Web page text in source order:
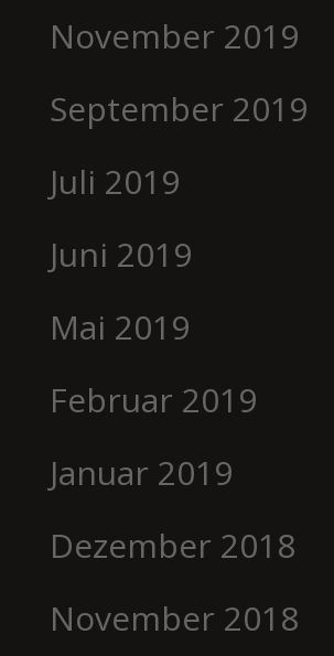
November 2019
September 2019
Juli 2019
Juni 2019
Mai 2019
Februar 2019
Januar 2019
Dezember 2018
November 2018